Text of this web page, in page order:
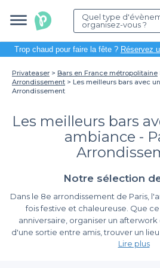
Quel type
organisez-vous ?
Trop chaud pour faire la fête ? Réservez
Privateaser Bars en France métropolitaine
Arrondissement
Les meilleurs bars avec
Arrondissement
Les meilleurs bars
ambiance -
Notre sélection
Dans le 8e arrondissement de Paris,
fois festive et chaleureuse. Que
anniversaire, organiser un
d'une sortie entre amis, trouver un
est essentiel. C'est là quePrivateaser
Lire plus